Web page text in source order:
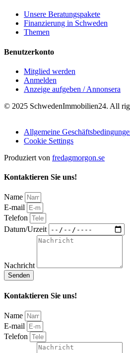
Unsere Beratungspakete
Finanzierung in Schweden
Themen
Benutzerkonto
Mitglied werden
Anmelden
Anzeige aufgeben / Annonsera
© 2025 SchwedenImmobilien24. All
Allgemeine
Cookie Settings
Produziert von fredagmorgon.se
Kontaktieren Sie uns!
Name
E-mail
Telefon
Datum/Urzeit
Nachricht
Senden
Kontaktieren Sie uns!
Name
E-mail
Telefon